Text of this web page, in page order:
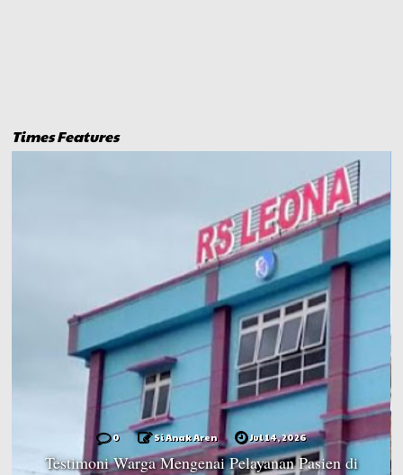
Times Features
0 Si Anak Aren Jul 14, 2026
Testimoni Warga Mengenai Pelayanan Pasien di